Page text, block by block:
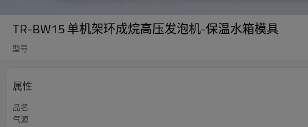
TR-BW15 单机架环成烷高压发泡机-保温水箱模具
型号
属性
品名
气源